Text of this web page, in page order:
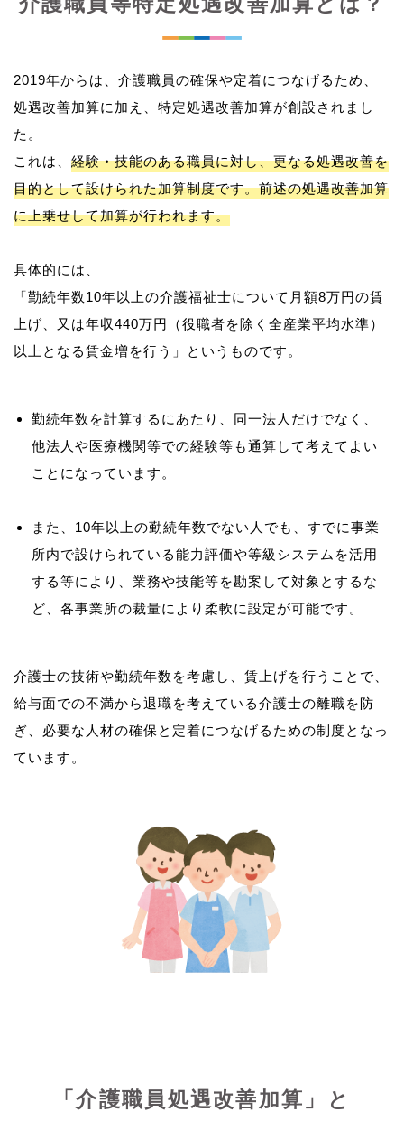
2019年からは、介護職員の確保や定着につなげるため、
処遇改善加算に加え、特定処遇改善加算が創設されまし
た。
これは、 経験・技能のある職員に対し、更なる処遇改善を
目的として設けられた加算制度です。前述の処遇改善加算
に上乗せして加算が行われます。
具体的には、
「勤続年数10年以上の介護福祉士について月額8万円の賃
上げ、又は年収440万円（役職者を除く全産業平均水準）
勤続年数を計算するにあたり、同一法人だけでなく、
他法人や医療機関等での経験等も通算して考えてよい
ことになっています。
また、10年以上の勤続年数でない人でも、すでに事業
所内で設けられている能力評価や等級システムを活用
する等により、業務や技能等を勘案して対象とするな
ど、各事業所の裁量により柔軟に設定が可能です。
介護士の技術や勤続年数を考慮し、賃上げを行うことで、
給与面での不満から退職を考えている介護士の離職を防
ぎ、必要な人材の確保と定着につなげるための制度となっ
ています。
「介護職員処遇改善加算」と